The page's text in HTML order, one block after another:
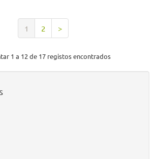
1 2 >
1 a 12 de 17 registos encontrados